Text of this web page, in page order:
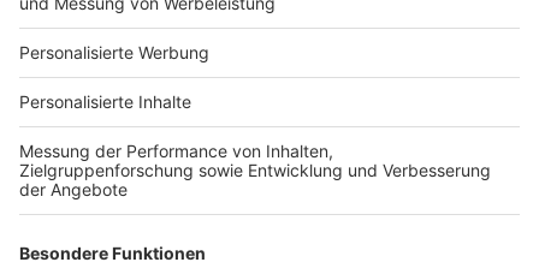
Für Unternehmen
Ihre Baufirma auf bauen.de
Kostenloses Infogespräch